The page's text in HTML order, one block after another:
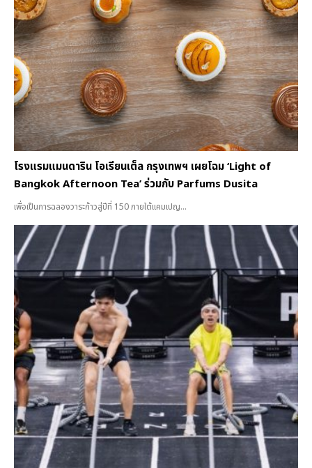
โรงแรมแมนดาริน โอเรียนเต็ล กรุงเทพฯ เผยโฉม ‘Light of
Bangkok Afternoon Tea’ ร่วมกับ Parfums Dusita
เพื่อเป็นการฉลองวาระก้าวสู่ปีที่ 150 ภายใต้แคมเปญ...